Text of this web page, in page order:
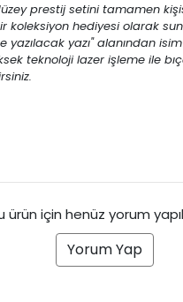
prestij setini tamamen
koleksiyon hediyesi olarak
yazılacak yazı" alanından
teknoloji lazer işleme ile
ürün için henüz yorum
Yorum Yap